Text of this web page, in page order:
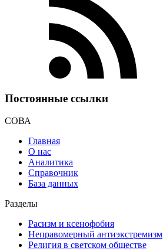
Постоянные ссылки
СОВА
Главная
О нас
Аналитика
Справочник
База данных
Разделы
Расизм и ксенофобия
Неправомерный антиэкстремизм
Религия в светском обществе